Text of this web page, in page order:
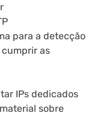
para a detecção
cumprir as
IPs dedicados
sobre